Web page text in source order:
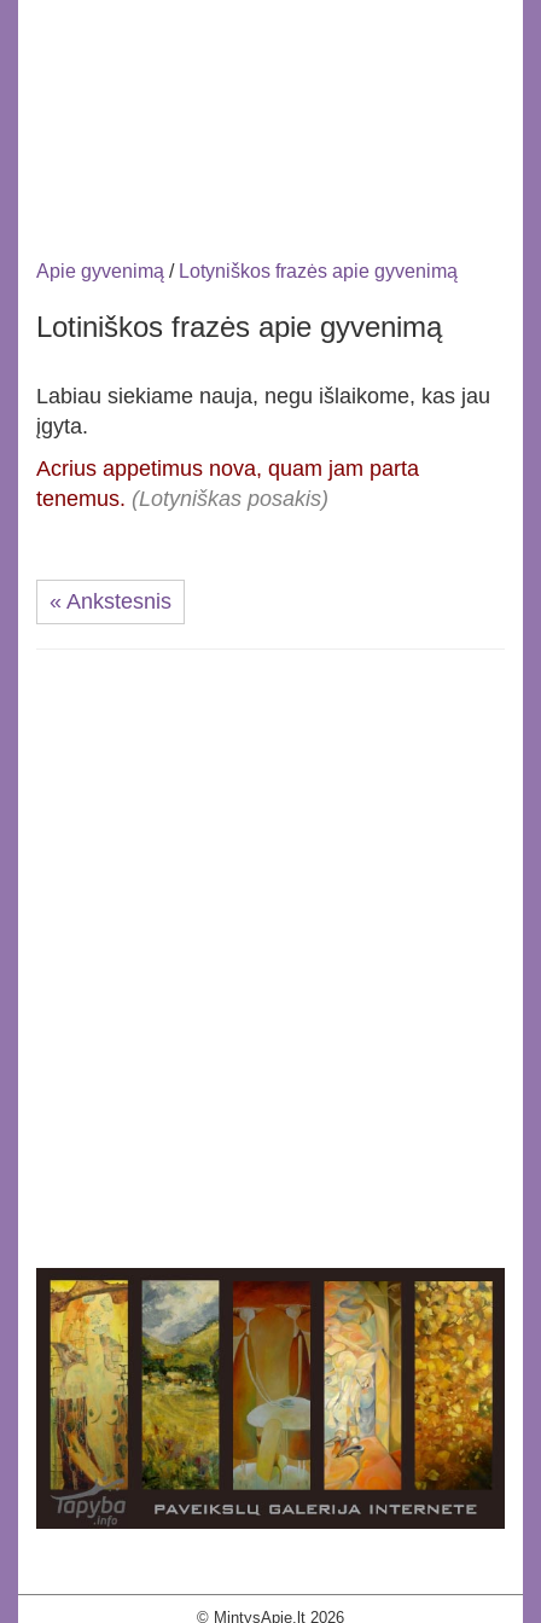
Apie gyvenimą / Lotyniškos frazės apie gyvenimą
Lotiniškos frazės apie gyvenimą
Labiau siekiame nauja, negu išlaikome, kas jau
įgyta.
Acrius appetimus nova, quam jam parta
tenemus. (Lotyniškas posakis)
« Ankstesnis
© MintysApie.lt 2026